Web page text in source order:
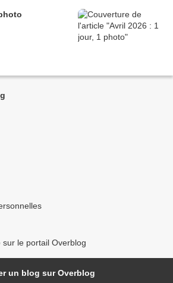
le portail Overblog
un blog sur Overblog